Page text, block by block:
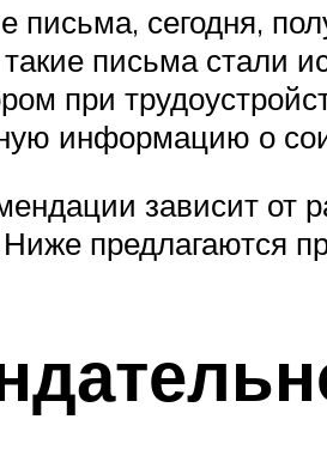
письма, сегодня,
письма стали
при
информацию о
зависит от
предлагаются